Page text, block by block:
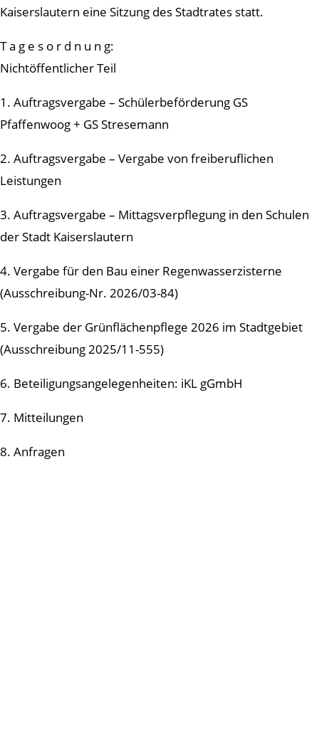
Kaiserslautern eine Sitzung des Stadtrates statt.
T a g e s o r d n u n g:
Nichtöffentlicher Teil
1. Auftragsvergabe – Schülerbeförderung GS
Pfaffenwoog + GS Stresemann
2. Auftragsvergabe – Vergabe von freiberuflichen
Leistungen
3. Auftragsvergabe – Mittagsverpflegung in den Schulen
der Stadt Kaiserslautern
4. Vergabe für den Bau einer Regenwasserzisterne
(Ausschreibung-Nr. 2026/03-84)
5. Vergabe der Grünflächenpflege 2026 im Stadtgebiet
(Ausschreibung 2025/11-555)
6. Beteiligungsangelegenheiten: iKL gGmbH
7. Mitteilungen
8. Anfragen